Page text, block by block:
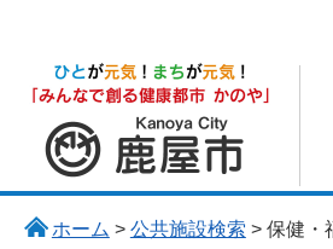
鹿屋市
ホーム > 公共施設検索 > 保健・